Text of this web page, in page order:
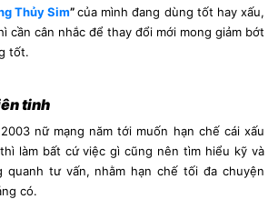
Thủy Sim”của mình đang dùng tốt hay xấu,
cần cân nhắc để thay đổi mới mong giảm bớt
tốt.
tinh
nữ mạng năm tới muốn hạn chế cái xấu
làm bất cứ việc gì cũng nên tìm hiểu kỹ và
quanh tư vấn, nhằm hạn chế tối đa chuyện
có.